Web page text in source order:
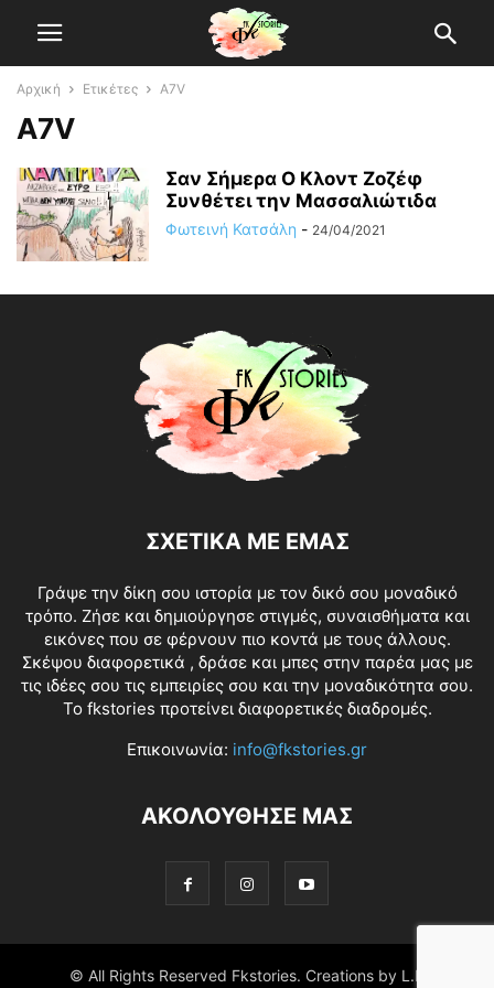
Αρχική Ετικέτες A7V
A7V
Σαν Σήμερα Ο Κλοντ Ζοζέφ
Συνθέτει την Μασσαλιώτιδα
Φωτεινή Κατσάλη - 24/04/2021
ΣΧΕΤΙΚΑ ΜΕ ΕΜΑΣ
Γράψε την δίκη σου ιστορία με τον δικό σου μοναδικό
τρόπο. Ζήσε και δημιούργησε στιγμές, συναισθήματα και
εικόνες που σε φέρνουν πιο κοντά με τους άλλους.
Σκέψου διαφορετικά , δράσε και μπες στην παρέα μας με
τις ιδέες σου τις εμπειρίες σου και την μοναδικότητα σου.
Το fkstories προτείνει διαφορετικές διαδρομές.
Επικοινωνία: info@fkstories.gr
ΑΚΟΛΟΥΘΗΣΕ ΜΑΣ
© All Rights Reserved Fkstories. Creations by L.K